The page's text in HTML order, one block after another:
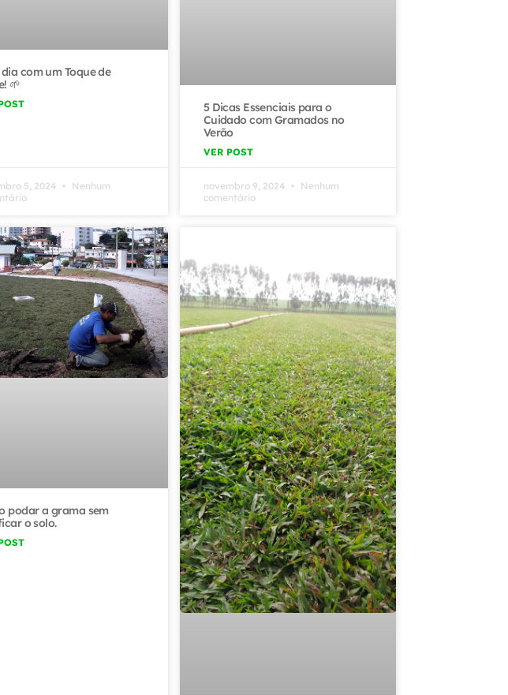
com um Toque de
🌱
5, 2024
Nenhum
5 Dicas Essenciais para o
Cuidado com Gramados no
Verão
VER POST
novembro 9, 2024
Nenhum
comentário
podar a grama sem
o solo.